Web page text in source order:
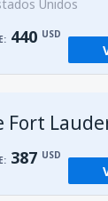
Unidos
440 USD
387 USD